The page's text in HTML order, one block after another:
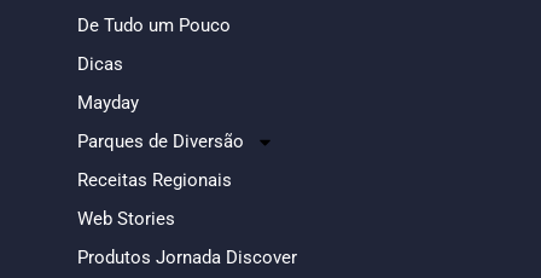
De Tudo um Pouco
Dicas
Mayday
Parques de Diversão
Receitas Regionais
Web Stories
Produtos Jornada Discover